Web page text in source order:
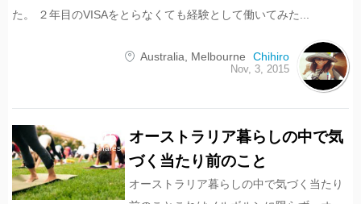
た。 ２年目のVISAをとらなくても経験として働いてみた...
Australia Melbourne Chihiro
Nov, 3, 2015
16
shares
オーストラリア暮らしの中で気
づく当たり前のこと
オーストラリア暮らしの中で気づく当たり